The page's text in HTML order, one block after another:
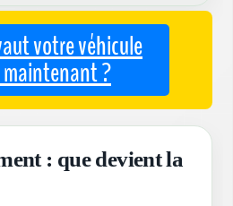
votre véhicule
?
: que devient la